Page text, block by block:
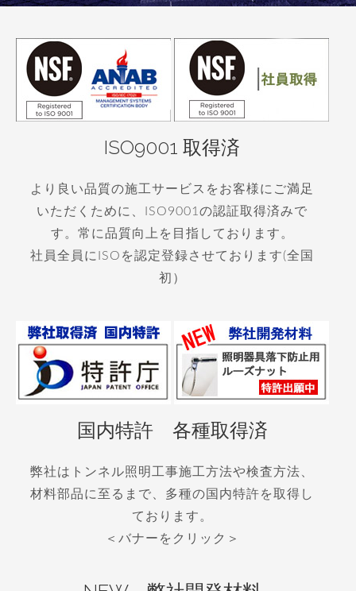
ISO9001 取得済
より良い品質の施工サービスをお客様にご満足
いただくために、ISO9001の認証取得済みで
す。常に品質向上を目指しております。
社員全員にISOを認定登録させております(全国
初）
国内特許 各種取得済
弊社はトンネル照明工事施工方法や検査方法、
材料部品に至るまで、多種の国内特許を取得し
ております。
＜バナーをクリック＞